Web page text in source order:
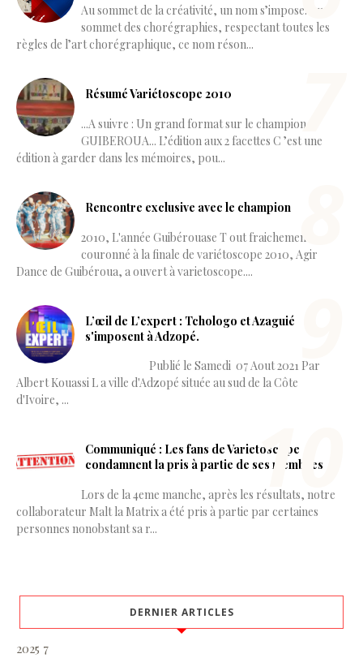
Au sommet de la créativité, un nom s’impose. Au
sommet des chorégraphies, respectant toutes les
règles de l’art chorégraphique, ce nom réson...
Résumé Variétoscope 2010
...A suivre : Un grand format sur le champion
GUIBEROUA... L’édition aux 2 facettes C ’est une
édition à garder dans les mémoires, pou...
Rencontre exclusive avec le champion
2010, L'année Guibérouase T out fraichement
couronné à la finale de variétoscope 2010, Agir
Dance de Guibéroua, a ouvert à varietoscope....
L’œil de L’expert : Tchologo et Azaguié
s'imposent à Adzopé.
Publié le Samedi 07 Aout 2021 Par
Albert Kouassi L a ville d'Adzopé située au sud de la Côte
d'Ivoire, ...
Communiqué : Les fans de Varietoscope
condamnent la pris à partie de ses membres
Lors de la 4eme manche, après les résultats, notre
collaborateur Malt la Matrix a été pris à partie par certaines
personnes nonobstant sa r...
DERNIER ARTICLES
2025 7